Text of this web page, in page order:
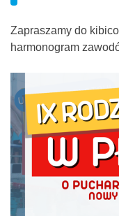
Zapraszamy do
harmonogram